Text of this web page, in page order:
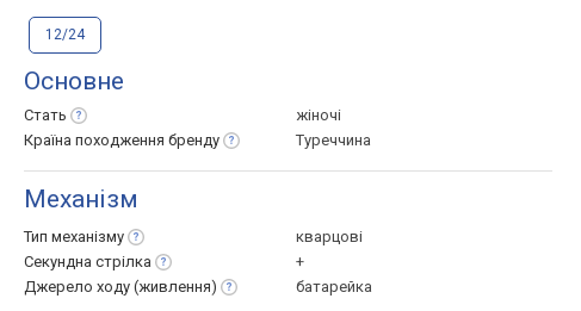
12/24
Основне
Стать
жіночі
Країна походження бренду Туреччина
Механізм
Тип механізму
кварцові
Секундна стрілка
+
Джерело ходу (живлення) батарейка